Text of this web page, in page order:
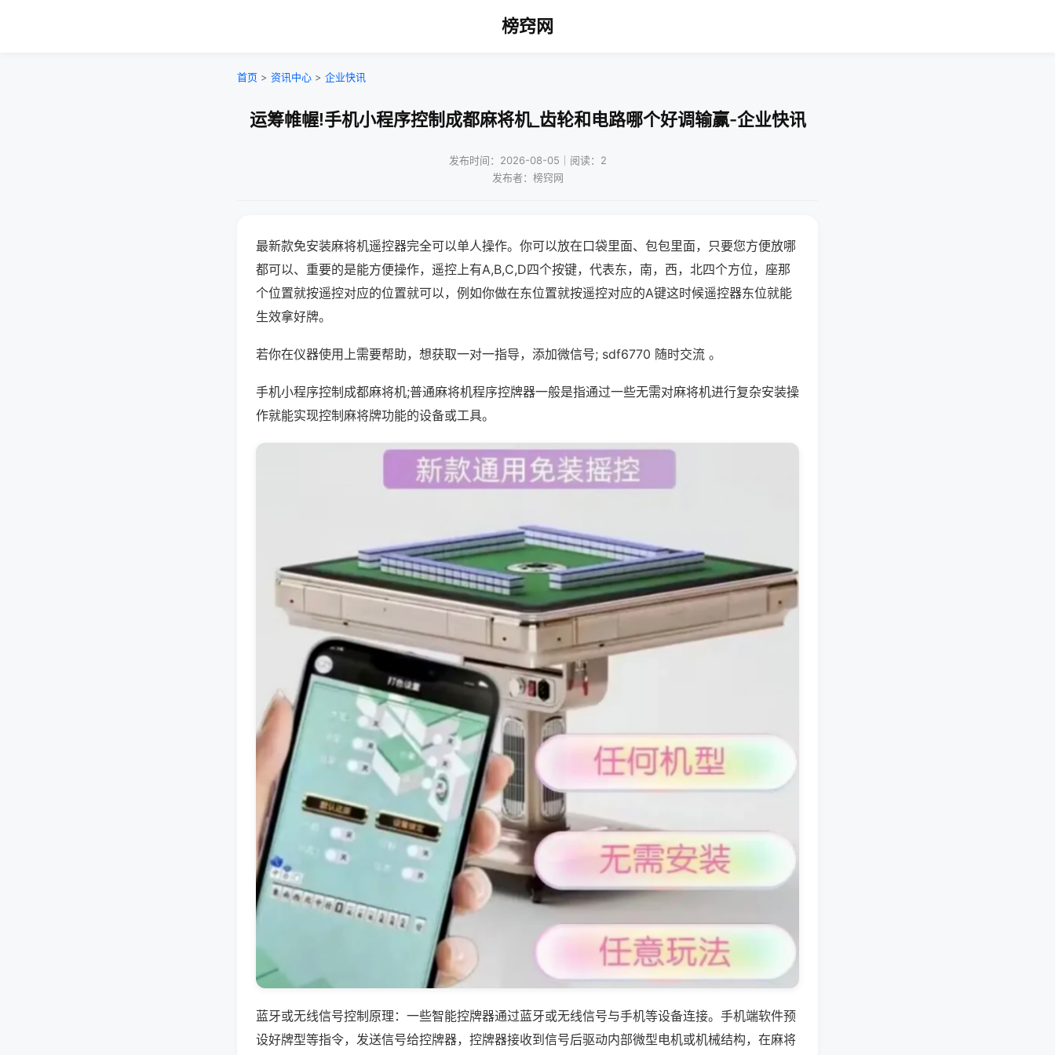
榜窍网
首页 > 资讯中心 > 企业快讯
运筹帷幄!手机小程序控制成都麻将机_齿轮和电路哪个好调输赢-企业快讯
发布时间：2026-08-05｜阅读：2
发布者：榜窍网
最新款免安装麻将机遥控器完全可以单人操作。你可以放在口袋里面、包包里面，只要您方便放哪
都可以、重要的是能方便操作，遥控上有A,B,C,D四个按键，代表东，南，西，北四个方位，座那
个位置就按遥控对应的位置就可以，例如你做在东位置就按遥控对应的A键这时候遥控器东位就能
生效拿好牌。
若你在仪器使用上需要帮助，想获取一对一指导，添加微信号; sdf6770 随时交流 。
手机小程序控制成都麻将机;普通麻将机程序控牌器一般是指通过一些无需对麻将机进行复杂安装操
作就能实现控制麻将牌功能的设备或工具。
蓝牙或无线信号控制原理：一些智能控牌器通过蓝牙或无线信号与手机等设备连接。手机端软件预
设好牌型等指令，发送信号给控牌器，控牌器接收到信号后驱动内部微型电机或机械结构，在麻将